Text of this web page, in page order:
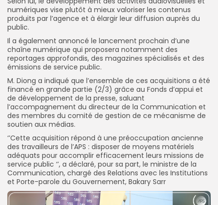
numériques vise plutôt à mieux valoriser les contenus
produits par l’agence et à élargir leur diffusion auprès du
public.
Il a également annoncé le lancement prochain d’une
chaîne numérique qui proposera notamment des
reportages approfondis, des magazines spécialisés et des
émissions de service public.
M. Diong a indiqué que l’ensemble de ces acquisitions a été
financé en grande partie (2/3) grâce au Fonds d’appui et
de développement de la presse, saluant
l’accompagnement du directeur de la Communication et
des membres du comité de gestion de ce mécanisme de
soutien aux médias.
‘’Cette acquisition répond à une préoccupation ancienne
des travailleurs de l’APS : disposer de moyens matériels
adéquats pour accomplir efficacement leurs missions de
service public ‘’, a déclaré, pour sa part, le ministre de la
Communication, chargé des Relations avec les Institutions
et Porte-parole du Gouvernement, Bakary Sarr